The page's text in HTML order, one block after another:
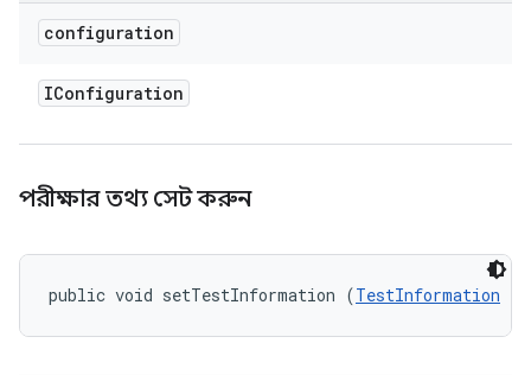
configuration
IConfiguration
পরীক্ষার তথ্য সেট করুন
public void setTestInformation (TestInformation